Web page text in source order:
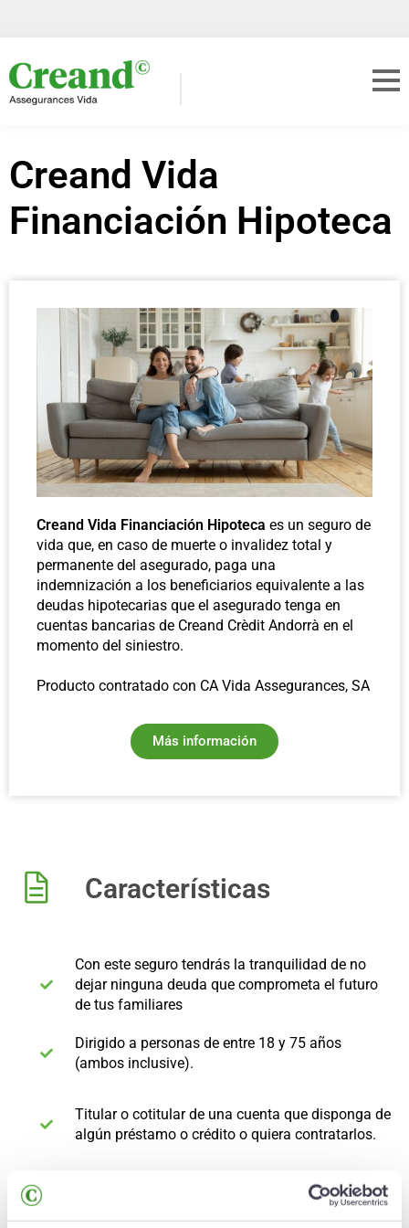
Creand Vida
Financiación Hipoteca
Creand Vida Financiación Hipoteca es un seguro de
vida que, en caso de muerte o invalidez total y
permanente del asegurado, paga una
indemnización a los beneficiarios equivalente a las
deudas hipotecarias que el asegurado tenga en
cuentas bancarias de Creand Crèdit Andorrà en el
momento del siniestro.
Producto contratado con CA Vida Assegurances, SA
Más información
Características
Con este seguro tendrás la tranquilidad de no
dejar ninguna deuda que comprometa el futuro
de tus familiares
Dirigido a personas de entre 18 y 75 años
(ambos inclusive).
Titular o cotitular de una cuenta que disponga de
algún préstamo o crédito o quiera contratarlos.